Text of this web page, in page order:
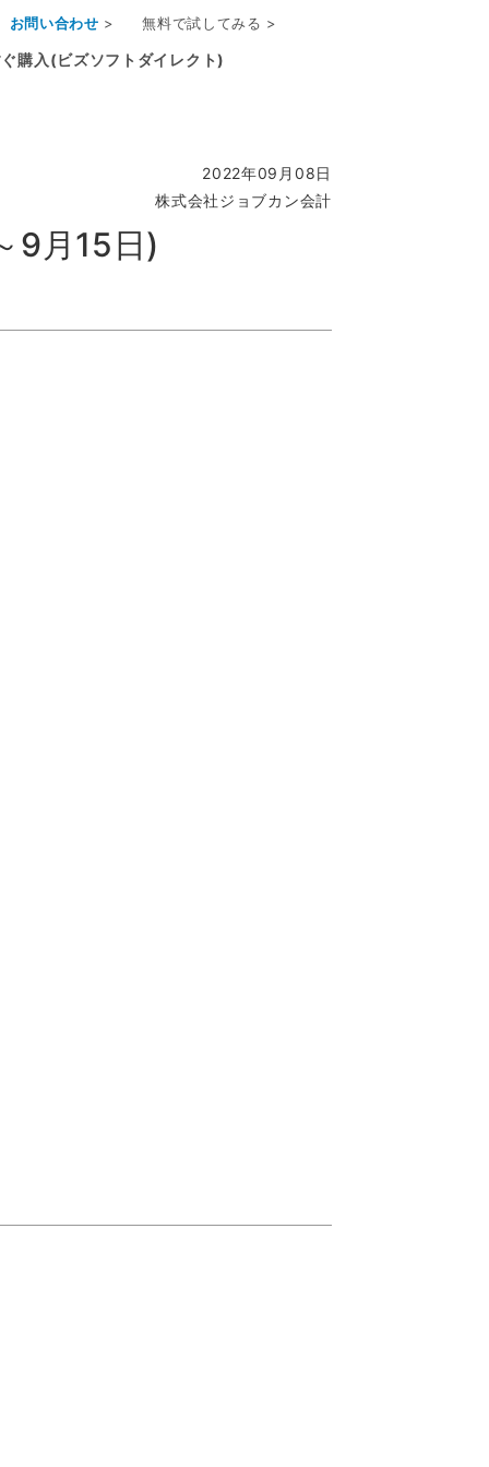
お問い合わせ > 無料で試してみる >
購入(ビズソフトダイレクト)
2022年09月08日
株式会社ジョブカン会計
9月15日)